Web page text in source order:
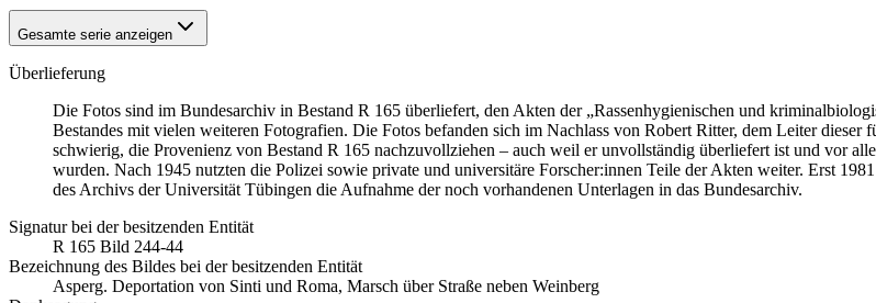
Gesamte serie anzeigen
Überlieferung
Die Fotos sind im Bundesarchiv in Bestand R 165 überliefert, den Akten der „Rassenhygienischen und
Bestandes mit vielen weiteren Fotografien. Die Fotos befanden sich im Nachlass von Robert Ritter, dem Leiter
schwierig, die Provenienz von Bestand R 165 nachzuvollziehen – auch weil er unvollständig überliefert ist und vor
wurden. Nach 1945 nutzten die Polizei sowie private und universitäre Forscher:innen Teile der Akten weiter. Erst
des Archivs der Universität Tübingen die Aufnahme der noch vorhandenen Unterlagen in das Bundesarchiv.
Signatur bei der besitzenden Entität
R 165 Bild 244-44
Bezeichnung des Bildes bei der besitzenden Entität
Asperg. Deportation von Sinti und Roma, Marsch über Straße neben Weinberg